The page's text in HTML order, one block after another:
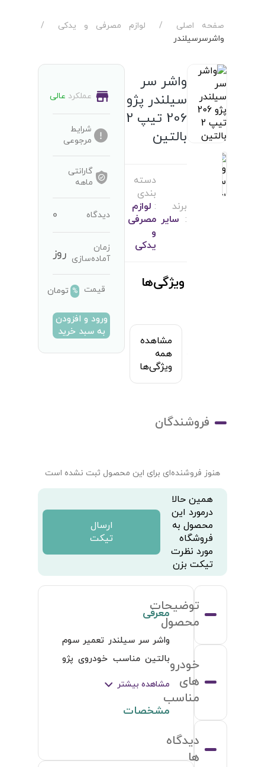
صفحه اصلی / لوازم مصرفی و یدکی
/
واشرسرسیلندر
واشر سر
سیلندر پژو
206 تیپ 2
بالتین
برند
: سایر
دسته
بندی
: لوازم
مصرفی
و
یدکی
ویژگی‌ها
مشاهده
همه
ویژگی‌ها
عملکرد عالی
شرایط
مرجوعی
گارانتی
ماهه
دیدگاه 0
زمان
آماده‌سازی روز
قیمت % تومان
ورود و افزودن
به سبد خرید
فروشندگان
هنوز فروشنده‌ای برای این محصول ثبت نشده است
همین حالا
درمورد این
محصول به
فروشگاه
مورد نظرت
تیکت بزن
ارسال
تیکت
توضیحات
محصول
خودرو
های
مناسب
دیدگاه
ها
معرفی
206 تیپ 2
مشاهده بیشتر
مشخصات